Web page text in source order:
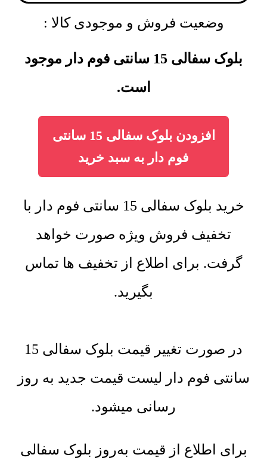
وضعیت فروش و موجودی کالا :
بلوک سفالی 15 سانتی فوم دار موجود
است.
افزودن بلوک سفالی 15 سانتی
فوم دار به سبد خرید
خرید بلوک سفالی 15 سانتی فوم دار با
تخفیف فروش ویژه صورت خواهد
گرفت. برای اطلاع از تخفیف ها تماس
بگیرید.
در صورت تغییر قیمت بلوک سفالی 15
سانتی فوم دار لیست قیمت جدید به روز
رسانی میشود.
برای اطلاع از قیمت به‌روز بلوک سفالی